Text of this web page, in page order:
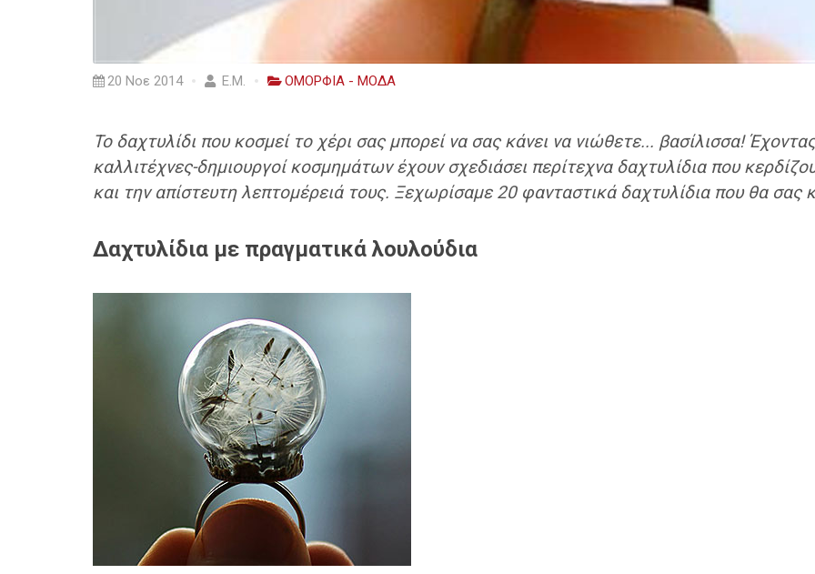
20 Νοε 2014 Ε.Μ. ΟΜΟΡΦΙΑ - ΜΟΔΑ
Το δαχτυλίδι που κοσμεί το χέρι σας μπορεί να σας κάνει να νιώθετε... βασίλισσα!
καλλιτέχνες-δημιουργοί κοσμημάτων έχουν σχεδιάσει περίτεχνα δαχτυλίδια που
και την απίστευτη λεπτομέρειά τους. Ξεχωρίσαμε 20 φανταστικά δαχτυλίδια που θα σας
Δαχτυλίδια με πραγματικά λουλούδια